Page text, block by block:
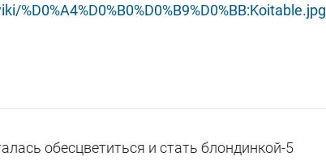
%D0%A4%D0%B0%D0%B9%D0%BB:Koitable.jpg
обесцветиться и стать блондинкой-5